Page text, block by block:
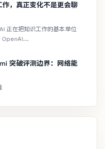
，真正变化不是更会聊
正在把知识工作的基本单位
OpenAI...
突破评测边界：网络能